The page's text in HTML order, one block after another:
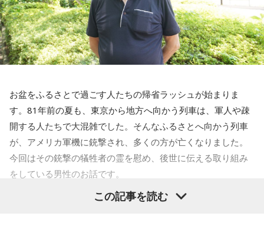
お盆をふるさとで過ごす人たちの帰省ラッシュが始まりま
す。81年前の夏も、東京から地方へ向かう列車は、軍人や疎
開する人たちで大混雑でした。そんなふるさとへ向かう列車
が、アメリカ軍機に銃撃され、多くの方が亡くなりました。
今回はその銃撃の犠牲者の霊を慰め、後世に伝える取り組み
をしている男性のお話です。
この記事を読む